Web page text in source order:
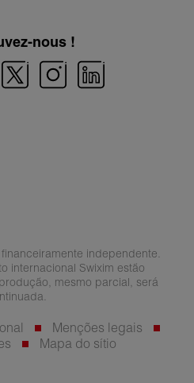
nous !
independente.
internacional Swixim estão
mesmo parcial, será
Menções legais
Mapa do sítio